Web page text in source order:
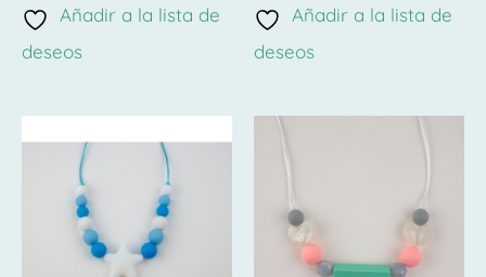
de
5
Añadir a la lista de
deseos
de
5
Añadir a la lista de
deseos